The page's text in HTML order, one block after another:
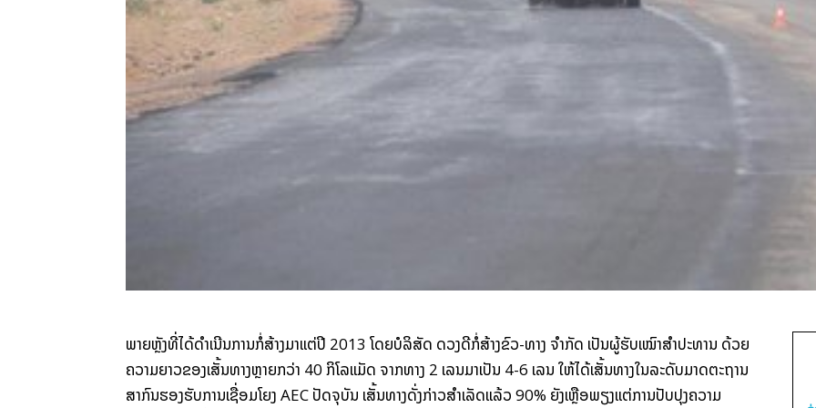
ພາຍຫຼັງ​ທີ່​ໄດ້​ດຳເນີນ​ການກໍ່ສ້າງ​ມາ​ແຕ່​ປີ 2013 ໂດຍ​ບໍ​ລິສັດ ດວງ​ດີ​ກໍ່ສ້າງ​ຂົວ-ທາງ ຈຳກັດ ເປັນ​ຜູ້​ຮັບ​ເໝົາ​ສຳ​ປະທານ ດ້ວຍ​
ຄວາມ​ຍາວ​ຂອງ​ເສັ້ນທາງຫຼາຍ​ກວ່າ 40 ກິໂລແມັດ ຈາກທາງ 2 ເລນ​ມາ​ເປັນ 4-6 ເລນ ໃຫ້​ໄດ້​ເສັ້ນທາງ​ໃນ​ລະດັບ​ມາດຕະ​ຖານ​
ສາກົນ​ຮອງ​ຮັບ​ການເຊື່ອມ​ໂຍງ AEC ປັດຈຸບັນ ເສັ້ນທາງ​ດັ່ງກ່າວ​ສຳເລັດ​ແລ້ວ 90% ຍັງ​ເຫຼືອ​ພຽງ​ແຕ່​ການ​ປັບປຸງຄວາມ​